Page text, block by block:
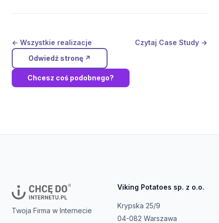
← Wszystkie realizacje
Czytaj Case Study →
Odwiedź stronę ↗
Chcesz coś podobnego?
Twoja Firma w Internecie
Viking Potatoes sp. z o.o.
Krypska 25/9
04-082 Warszawa